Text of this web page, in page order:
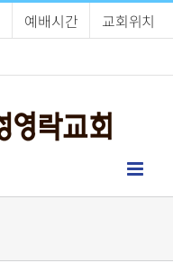
예배시간
교회위치